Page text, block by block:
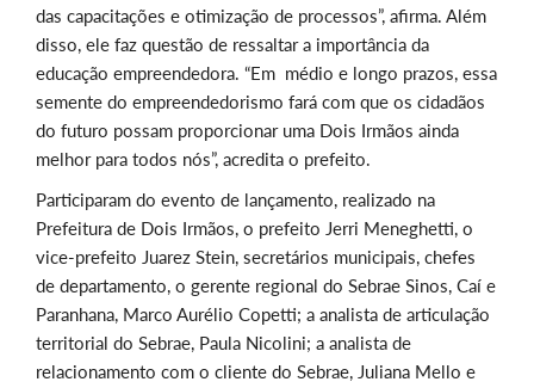
das capacitações e otimização de processos”, afirma. Além
disso, ele faz questão de ressaltar a importância da
educação empreendedora. “Em médio e longo prazos, essa
semente do empreendedorismo fará com que os cidadãos
do futuro possam proporcionar uma Dois Irmãos ainda
melhor para todos nós”, acredita o prefeito.
Participaram do evento de lançamento, realizado na
Prefeitura de Dois Irmãos, o prefeito Jerri Meneghetti, o
vice-prefeito Juarez Stein, secretários municipais, chefes
de departamento, o gerente regional do Sebrae Sinos, Caí e
Paranhana, Marco Aurélio Copetti; a analista de articulação
territorial do Sebrae, Paula Nicolini; a analista de
relacionamento com o cliente do Sebrae, Juliana Mello e